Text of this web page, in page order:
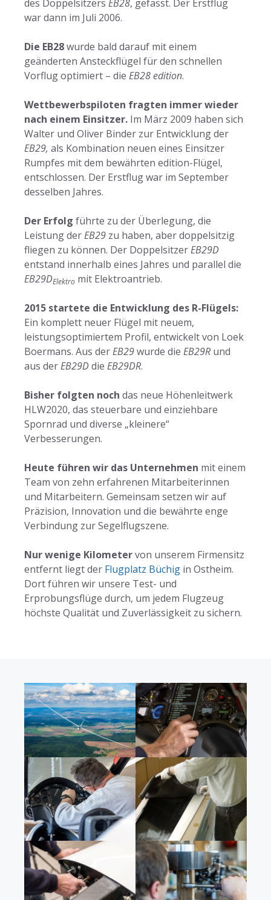
des Doppelsitzers EB28, gefasst. Der Erstflug
war dann im Juli 2006.
Die EB28wurde bald darauf mit einem
geänderten Ansteckflügel für den schnellen
Vorflug optimiert – die EB28 edition.
Wettbewerbspiloten fragten immer wieder
nach einem Einsitzer. Im März 2009 haben sich
Walter und Oliver Binder zur Entwicklung der
EB29, als Kombination neuen eines Einsitzer
Rumpfes mit dem bewährten edition-Flügel,
entschlossen. Der Erstflug war im September
desselben Jahres.
Der Erfolg führte zu der Überlegung, die
Leistung derEB29 zu haben, aber doppelsitzig
fliegen zu können. Der DoppelsitzerEB29D
entstand innerhalb eines Jahres und parallel die
EB29DElektro mit Elektroantrieb.
2015 startete die Entwicklung des R-Flügels:
Ein komplett neuer Flügel mit neuem,
leistungsoptimiertem Profil, entwickelt von Loek
Boermans. Aus derEB29wurde die EB29R und
aus derEB29Ddie EB29DR.
Bisher folgten noch das neue Höhenleitwerk
HLW2020, das steuerbare und einziehbare
Spornrad und diverse „kleinere“
Verbesserungen.
Heute führen wir das Unternehmen mit einem
Team von zehn erfahrenen Mitarbeiterinnen
und Mitarbeitern. Gemeinsam setzen wir auf
Präzision, Innovation und die bewährte enge
Verbindung zur Segelflugszene.
Nur wenige Kilometervon unserem Firmensitz
entfernt liegt der Flugplatz Büchig in Ostheim.
Dort führen wir unsere Test- und
Erprobungsflüge durch, um jedem Flugzeug
höchste Qualität und Zuverlässigkeit zu sichern.